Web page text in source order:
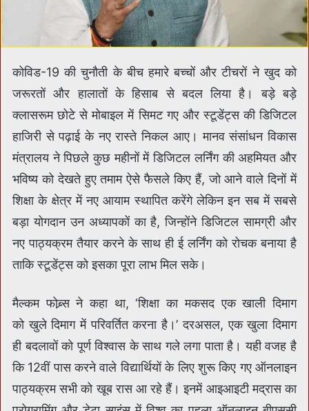
कोविड-19 की चुनौती के बीच हमारे बच्चों और टीचरों ने खुद को
जरूरतों और हालातों के हिसाब से बदल लिया है। बड़े बड़े
क्लासरूम छोटे से मोबाइल में सिमट गए और स्टूडेंट्स की डिजिटल
हाजिरी से पढ़ाई के नए रास्ते निकल आए। मानव संसांधन विकास
मंत्रालय ने पिछले कुछ महीनों में डिजिटल लर्निंग की अहमियत और
भविष्य को देखते हुए तमाम ऐसे फैसले किए हैं, जो आने वाले दिनों में
शिक्षा के क्षेत्र में नए आयाम स्थापित करेंगे लेकिन इन सब में सबसे
बड़ा योगदान उन अध्यापकों का है, जिन्होंने डिजिटल सामग्री और
नए पाठ्यक्रम तैयार करने के साथ ही ई लर्निंग को रोचक बनाया है
ताकि स्टूडेंट्स को इसका पूरा लाभ मिल सके।
मैल्कम फोब्र्स ने कहा था, ‘शिक्षा का मकसद एक खाली दिमाग
को खुले दिमाग में परिवर्तित करना है।’ दरअसल, एक खुला दिमाग
ही बदलावों को पूर्ण विश्वास के साथ गले लगा पाता है। यही वजह है
कि 12वीं पास करने वाले विद्यार्थियों के लिए शुरू किए गए ऑनलाइन
पाठ्यक्रम सभी को खूब रास आ रहे हैं। इनमें आइआइटी मद्रास का